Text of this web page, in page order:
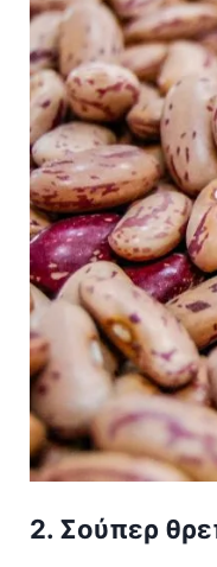
2. Σούπερ